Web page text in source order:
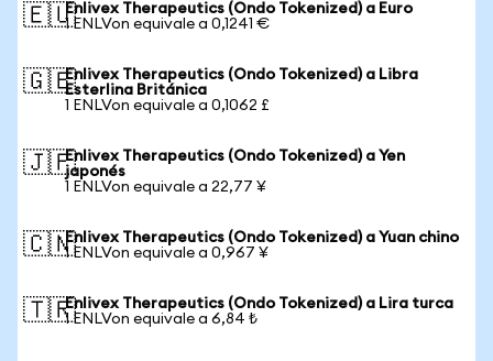
🇪🇺Enlivex Therapeutics (Ondo Tokenized) a Euro
1 ENLVon equivale a 0,1241 €
🇬🇧Enlivex Therapeutics (Ondo Tokenized) a Libra
Esterlina Británica
1 ENLVon equivale a 0,1062 £
🇯🇵Enlivex Therapeutics (Ondo Tokenized) a Yen
japonés
1 ENLVon equivale a 22,77 ¥
🇨🇳Enlivex Therapeutics (Ondo Tokenized) a Yuan chino
1 ENLVon equivale a 0,967 ¥
🇹🇷Enlivex Therapeutics (Ondo Tokenized) a Lira turca
1 ENLVon equivale a 6,84 ₺